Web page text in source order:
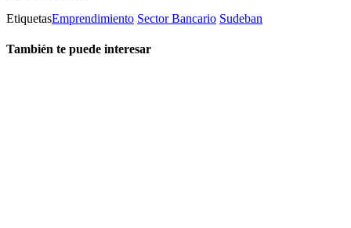
EtiquetasEmprendimiento Sector Bancario Sudeban
También te puede interesar